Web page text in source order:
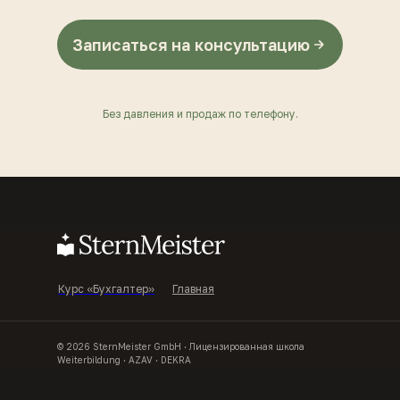
Без давления и продаж по телефону.
Записаться на консультацию
Главная
Курс «Бухгалтер»
© 2026 SternMeister GmbH · Лицензированная школа
Weiterbildung · AZAV · DEKRA